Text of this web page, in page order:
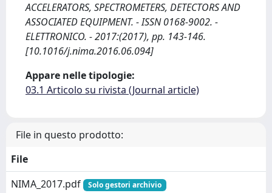
ACCELERATORS, SPECTROMETERS, DETECTORS AND
ASSOCIATED EQUIPMENT. - ISSN 0168-9002. -
ELETTRONICO. - 2017:(2017), pp. 143-146.
[10.1016/j.nima.2016.06.094]
Appare nelle tipologie:
03.1 Articolo su rivista (Journal article)
File in questo prodotto:
File
NIMA_2017.pdf
Solo gestori archivio